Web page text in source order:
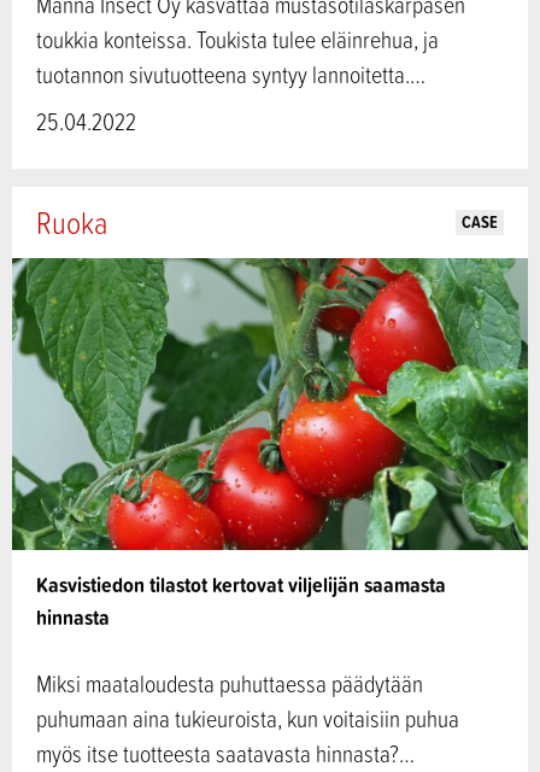
toukkia konteissa. Toukista tulee eläinrehua, ja
tuotannon sivutuotteena syntyy lannoitetta.…
25.04.2022
Kasvistiedon tilastot kertovat viljelijän saamasta
hinnasta
Ruoka CASE
Miksi maataloudesta puhuttaessa päädytään
puhumaan aina tukieuroista, kun voitaisiin puhua
myös itse tuotteesta saatavasta hinnasta?…